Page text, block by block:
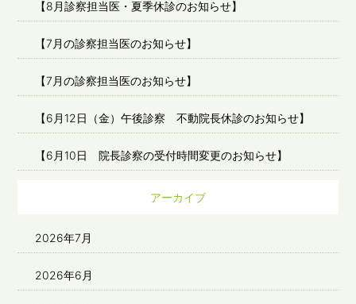
【8月診察担当医・夏季休診のお知らせ】
【7月の診察担当医のお知らせ】
【7月の診察担当医のお知らせ】
【6月12日（金）午後診察 不動院長休診のお知らせ】
【6月10日 院長診察の受付時間変更のお知らせ】
アーカイブ
2026年7月
2026年6月